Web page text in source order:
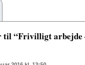
til “Frivilligt arbejde